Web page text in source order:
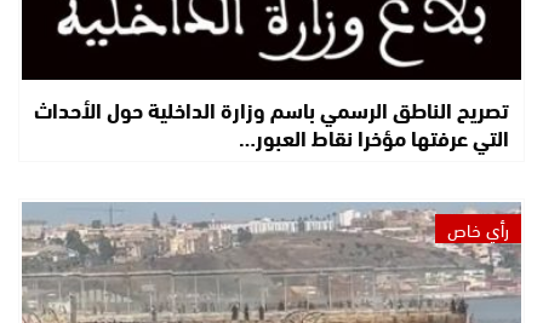
تصريح الناطق الرسمي باسم وزارة الداخلية حول الأحداث
التي عرفتها مؤخرا نقاط العبور…
رأي خاص